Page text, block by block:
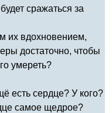
сражаться за
их вдохновением,
достаточно, чтобы
умереть?
есть сердце? У кого?
самое щедрое?